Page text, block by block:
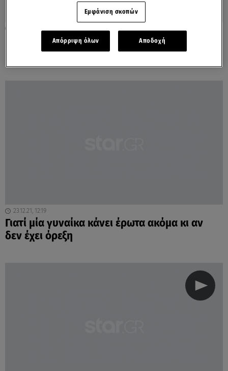
Γιατί οι ευαίσθητοι άνθρωποι γίνονται
καλύτεροι σύντροφοι
23.12.21, 12:19
Γιατί μία γυναίκα κάνει έρωτα ακόμα κι αν
δεν έχει όρεξη
Εμφάνιση σκοπών
Απόρριψη όλων Αποδοχή